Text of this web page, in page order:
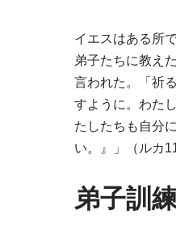
イエスはある所
弟子たちに教え
言われた。「祈
すように。わた
たしたちも自分
い。』」（ル
弟子訓